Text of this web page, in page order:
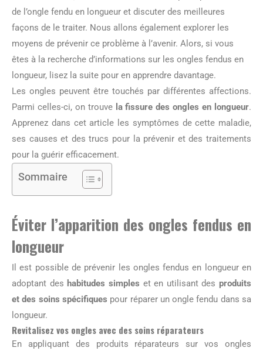
de l’ongle fendu en longueur et discuter des meilleures
façons de le traiter. Nous allons également explorer les
moyens de prévenir ce problème à l’avenir. Alors, si vous
êtes à la recherche d’informations sur les ongles fendus en
longueur, lisez la suite pour en apprendre davantage.
Les ongles peuvent être touchés par différentes affections.
Parmi celles-ci, on trouve la fissure des ongles en longueur.
Apprenez dans cet article les symptômes de cette maladie,
ses causes et des trucs pour la prévenir et des traitements
pour la guérir efficacement.
Sommaire
Éviter l’apparition des ongles fendus en
longueur
Il est possible de prévenir les ongles fendus en longueur en
adoptant des habitudes simples et en utilisant des produits
et des soins spécifiques pour réparer un ongle fendu dans sa
longueur.
Revitalisez vos ongles avec des soins réparateurs
En appliquant des produits réparateurs sur vos ongles